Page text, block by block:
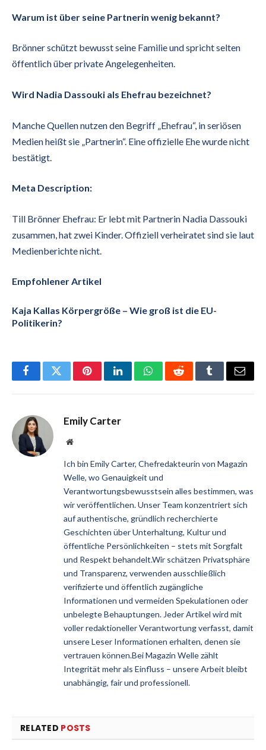
Warum ist über seine Partnerin wenig bekannt?
Brönner schützt bewusst seine Familie und spricht selten
öffentlich über private Angelegenheiten.
Wird Nadia Dassouki als Ehefrau bezeichnet?
Manche Quellen nutzen den Begriff „Ehefrau“, in seriösen
Medien heißt sie „Partnerin“. Eine offizielle Ehe wurde nicht
bestätigt.
Meta Description:
Till Brönner Ehefrau: Er lebt mit Partnerin Nadia Dassouki
zusammen, hat zwei Kinder. Offiziell verheiratet sind sie laut
Medienberichte nicht.
Empfohlener Artikel
Kaja Kallas Körpergröße – Wie groß ist die EU-
Politikerin?
FacebookTwitterPinterestLinkedInWhatsAppRedditTumblrEmail
Emily Carter
Website
Ich bin Emily Carter, Chefredakteurin von Magazin
Welle, wo Genauigkeit und
Verantwortungsbewusstsein alles bestimmen, was
wir veröffentlichen. Unser Team konzentriert sich
auf authentische, gründlich recherchierte
Geschichten über Unterhaltung, Kultur und
öffentliche Persönlichkeiten – stets mit Sorgfalt
und Respekt behandelt.Wir schätzen Privatsphäre
und Transparenz, verwenden ausschließlich
verifizierte und öffentlich zugängliche
Informationen und vermeiden Spekulationen oder
unbelegte Behauptungen. Jeder Artikel wird mit
voller redaktioneller Verantwortung verfasst, damit
unsere Leser Informationen erhalten, denen sie
vertrauen können.Bei Magazin Welle zählt
Integrität mehr als Einfluss – unsere Arbeit bleibt
unabhängig, fair und professionell.
RELATED POSTS